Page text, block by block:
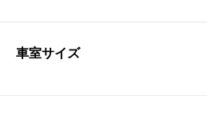
車室サイズ